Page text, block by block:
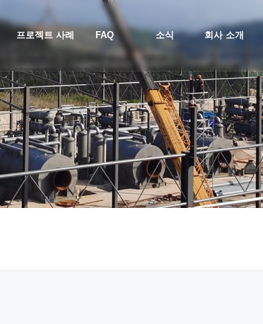
프로젝트 사례 FAQ 소식 회사 소개